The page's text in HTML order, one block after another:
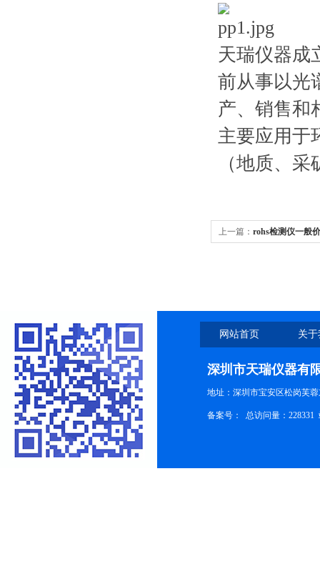
天瑞仪器成
前从事以光
产、销售和
主要应用于
（地质、
上一篇： rohs检测仪一般
网站首页 关
深圳市天瑞仪器有
地址：深圳市宝安区松岗芙
备案号： 总访问量：228331